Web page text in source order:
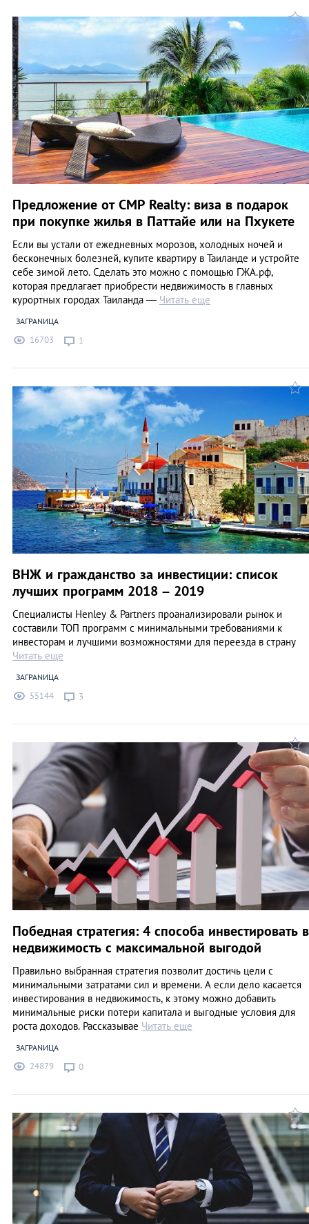
Предложение от CMP Realty: виза в подарок
при покупке жилья в Паттайе или на Пхукете
Если вы устали от ежедневных морозов, холодных ночей и
бесконечных болезней, купите квартиру в Таиланде и устройте
себе зимой лето. Сделать это можно с помощью ГЖА.рф,
которая предлагает приобрести недвижимость в главных
курортных городах Таиланда ― Читать еще
ЗАГРАNИЦА
16703 1
ВНЖ и гражданство за инвестиции: список
лучших программ 2018 – 2019
Специалисты Henley & Partners проанализировали рынок и
составили ТОП программ с минимальными требованиями к
инвесторам и лучшими возможностями для переезда в страну
Читать еще
ЗАГРАNИЦА
55144 3
Победная стратегия: 4 способа инвестировать в
недвижимость с максимальной выгодой
Правильно выбранная стратегия позволит достичь цели с
минимальными затратами сил и времени. А если дело касается
инвестирования в недвижимость, к этому можно добавить
минимальные риски потери капитала и выгодные условия для
роста доходов. Рассказывае Читать еще
ЗАГРАNИЦА
24879 0